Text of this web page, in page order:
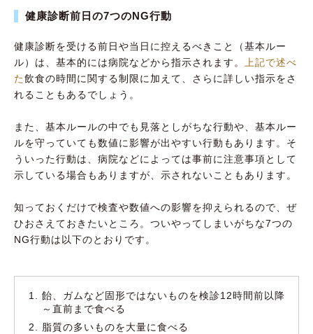
健康診断前日の7つのNG行動
健康診断を受ける前日や当日に控えるべきこと（基本ルー
ル）は、基本的には病院などから指示されます。
上記で述べ
た飲食の時間に関する制限に加えて、さらに詳しい指示をさ
れることもあるでしょう。
また、基本ルールの中でも見落としがちな行動や、基本ルー
ルを守っていても数値に影響が出やすい行動もあります。そ
ういった行動は、病院などによっては事前に注意事項として
示している場合もありますが、示されないこともあります。
知っておくだけで検査や数値への影響を抑えられるので、ぜ
ひおさえておきたいところ。ついやってしまいがちな7つの
NG行動は以下のとおりです。
飴、ガムなど固形ではないものを検診12時間前以降
～直前まで食べる
脂質の多いものを大量に食べる